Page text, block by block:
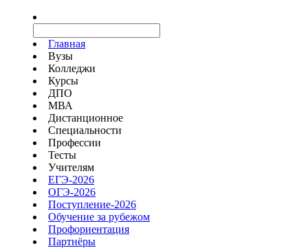
Главная
Вузы
Колледжи
Курсы
ДПО
МВА
Дистанционное
Специальности
Профессии
Тесты
Учителям
ЕГЭ-2026
ОГЭ-2026
Поступление-2026
Обучение за рубежом
Профориентация
Партнёры